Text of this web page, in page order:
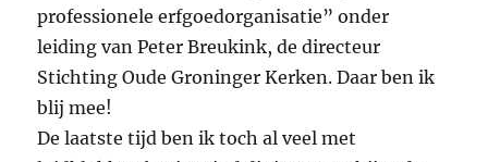
professionele erfgoedorganisatie” onder
leiding van Peter Breukink, de directeur
Stichting Oude Groninger Kerken. Daar ben ik
blij mee!
De laatste tijd ben ik toch al veel met